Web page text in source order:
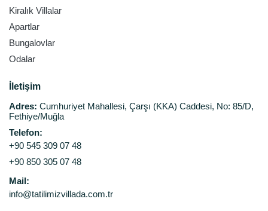
Kiralık Villalar
Apartlar
Bungalovlar
Odalar
İletişim
Adres: Cumhuriyet Mahallesi, Çarşı (KKA) Caddesi, No: 85/D,
Fethiye/Muğla
Telefon:
+90 545 309 07 48
+90 850 305 07 48
Mail:
info@tatilimizvillada.com.tr